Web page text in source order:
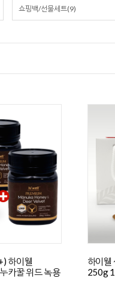
쇼핑백/선물세트(9)
하이웰
카꿀 위드 녹용
하이웰
250g